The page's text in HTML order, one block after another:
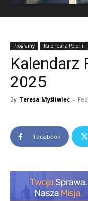
Programy Kalendarz Polonii
Kalendarz
2025
By Teresa Myśliwiec -
Facebook